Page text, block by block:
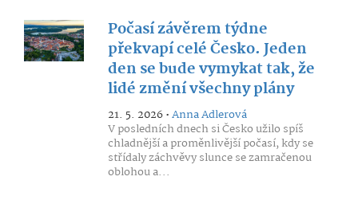
Počasí závěrem týdne
překvapí celé Česko. Jeden
den se bude vymykat tak, že
lidé změní všechny plány
21. 5. 2026 •Anna Adlerová
V posledních dnech si Česko užilo spíš
chladnější a proměnlivější počasí, kdy se
střídaly záchvěvy slunce se zamračenou
oblohou a...